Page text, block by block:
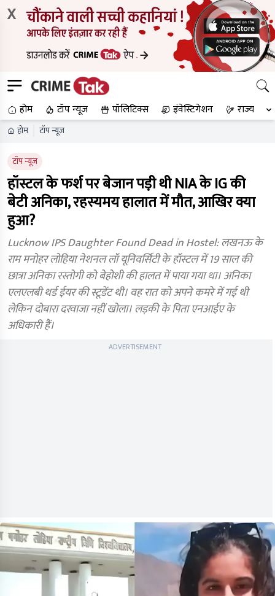
X
होम टॉप न्यूज पॉलिटिक्स इंवेस्टिगेशन राज्य
होम टॉप न्यूज
टॉप न्यूज
हॉस्टल के फर्श पर बेजान पड़ी थी NIA के IG की
बेटी अनिका, रहस्यमय हालात में मौत, आखिर क्या
हुआ?
Lucknow IPS Daughter Found Dead in Hostel: लखनऊ के
राम मनोहर लोहिया नेशनल लॉ यूनिवर्सिटी के हॉस्टल में 19 साल की
छात्रा अनिका रस्तोगी को बेहोशी की हालत में पाया गया था। अनिका
एलएलबी थर्ड ईयर की स्टूडेंट थी। वह रात को अपने कमरे में गई थी
लेकिन दोबारा दरवाजा नहीं खोला। लड़की के पिता एनआईए के
अधिकारी हैं।
ADVERTISEMENT